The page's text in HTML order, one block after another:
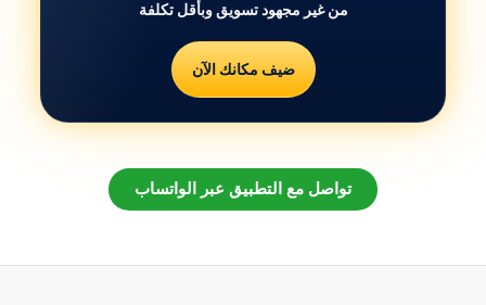
من غير مجهود تسويق وبأقل تكلفة
ضيف مكانك الآن
تواصل مع التطبيق عبر الواتساب